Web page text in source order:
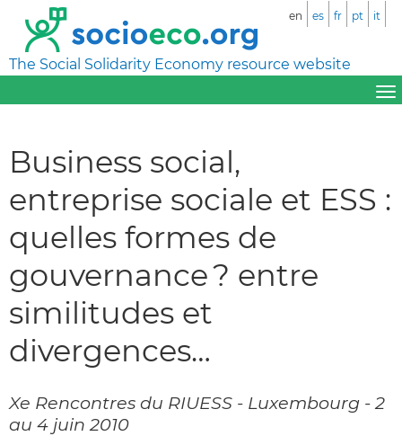
The Social Solidarity Economy resource website
en es fr pt it
Business social,
entreprise sociale et ESS :
quelles formes de
gouvernance ? entre
similitudes et
divergences…
Xe Rencontres du RIUESS - Luxembourg - 2
au 4 juin 2010